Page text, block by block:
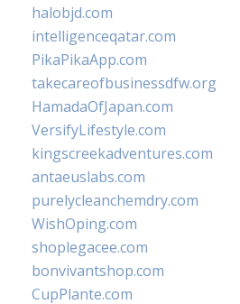
halobjd.com
intelligenceqatar.com
PikaPikaApp.com
takecareofbusinessdfw.org
HamadaOfJapan.com
VersifyLifestyle.com
kingscreekadventures.com
antaeuslabs.com
purelycleanchemdry.com
WishOping.com
shoplegacee.com
bonvivantshop.com
CupPlante.com